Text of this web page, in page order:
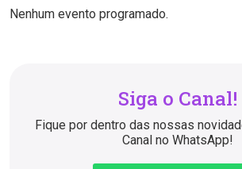
Nenhum evento programado.
Siga o Canal!
Fique por dentro das nossas
Canal no WhatsApp!